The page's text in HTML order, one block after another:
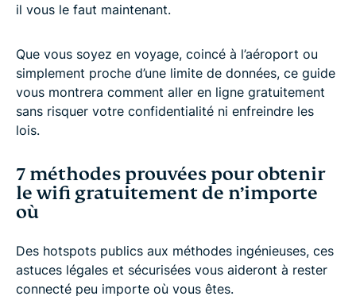
il vous le faut maintenant.
Que vous soyez en voyage, coincé à l’aéroport ou
simplement proche d’une limite de données, ce guide
vous montrera comment aller en ligne gratuitement
sans risquer votre confidentialité ni enfreindre les
lois.
7 méthodes prouvées pour obtenir
le wifi gratuitement de n’importe
où
Des hotspots publics aux méthodes ingénieuses, ces
astuces légales et sécurisées vous aideront à rester
connecté peu importe où vous êtes.